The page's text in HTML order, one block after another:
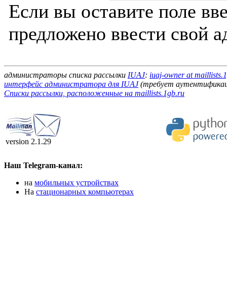
Если вы оставите поле
предложено ввести свой
администраторы списка рассылки IUAJ: iuaj-owner at
интерфейс администратора для IUAJ(требует
Списки рассылки, расположенные на maillists.1gb.ru
version 2.1.29
Наш Telegram-канал:
на мобильных устройствах
На стационарных компьютерах